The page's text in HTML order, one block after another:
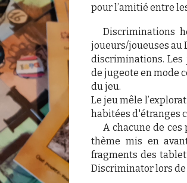
pour l’amitié entre
Discriminations
joueurs/joueuses au
discriminations. Les
de jugeote en mode
du jeu.
Le jeu mêle
habitées d'étranges
A chacune de
thème mis en
fragments des
Discriminator lors